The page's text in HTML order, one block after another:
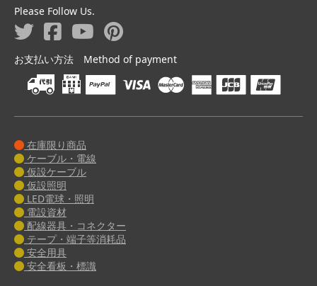
Please Follow Us.
お支払い方法 Method of payment
在庫限り商品
ケーブル・電線
仮設ケーブル
仮設照明
LED電球・照明
電設資材
配線器具・コネクター
テープ・端子等消耗品
安全用具
安全看板・標識